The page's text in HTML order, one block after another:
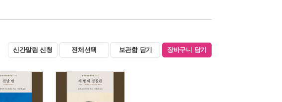
신간알림 신청 전체선택 보관함 담기 장바구니 담기